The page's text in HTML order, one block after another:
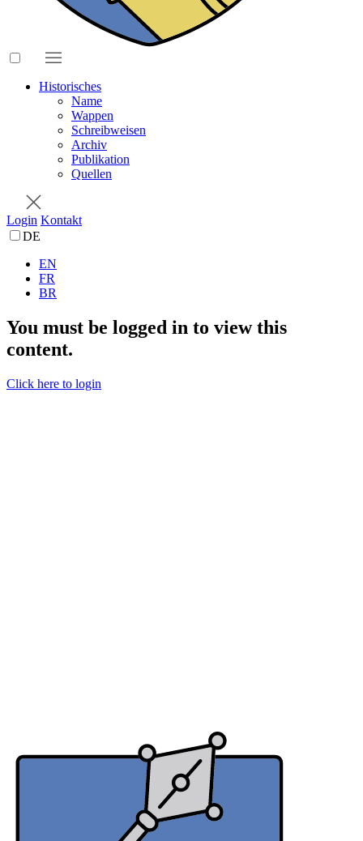
Historisches
Name
Wappen
Schreibweisen
Archiv
Publikation
Quellen
Login Kontakt
DE
EN
FR
BR
You must be logged in to view this
content.
Click here to login